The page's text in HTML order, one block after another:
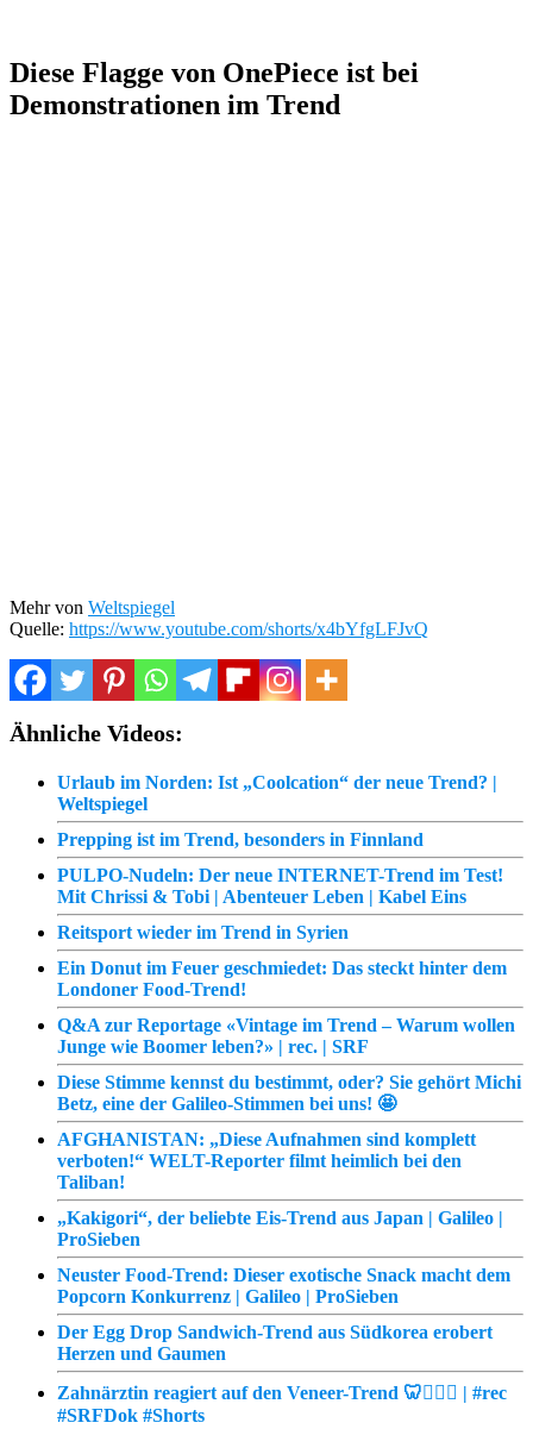
Diese Flagge von OnePiece ist bei
Demonstrationen im Trend
Mehr von Weltspiegel
Quelle: https://www.youtube.com/shorts/x4bYfgLFJvQ
Ähnliche Videos:
Urlaub im Norden: Ist „Coolcation“ der neue Trend? |
Weltspiegel
Prepping ist im Trend, besonders in Finnland
PULPO-Nudeln: Der neue INTERNET-Trend im Test!
Mit Chrissi & Tobi | Abenteuer Leben | Kabel Eins
Reitsport wieder im Trend in Syrien
Ein Donut im Feuer geschmiedet: Das steckt hinter dem
Londoner Food-Trend!
Q&A zur Reportage «Vintage im Trend – Warum wollen
Junge wie Boomer leben?» | rec. | SRF
Diese Stimme kennst du bestimmt, oder? Sie gehört Michi
Betz, eine der Galileo-Stimmen bei uns! 🤩
AFGHANISTAN: „Diese Aufnahmen sind komplett
verboten!“ WELT-Reporter filmt heimlich bei den
Taliban!
„Kakigori“, der beliebte Eis-Trend aus Japan | Galileo |
ProSieben
Neuster Food-Trend: Dieser exotische Snack macht dem
Popcorn Konkurrenz | Galileo | ProSieben
Der Egg Drop Sandwich-Trend aus Südkorea erobert
Herzen und Gaumen
Zahnärztin reagiert auf den Veneer-Trend 🦷👩🏼‍⚕️ | #rec
#SRFDok #Shorts